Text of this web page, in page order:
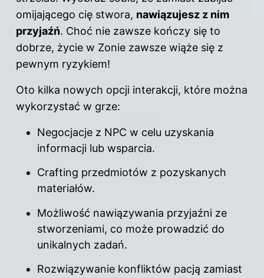
omijającego cię stwora, nawiązujesz z nim
przyjaźń. Choć nie zawsze kończy się to
dobrze, życie w Zonie zawsze wiąże się z
pewnym ryzykiem!
Oto kilka nowych opcji interakcji, które można
wykorzystać w grze:
Negocjacje z NPC w celu uzyskania
informacji lub wsparcia.
Crafting przedmiotów z pozyskanych
materiałów.
Możliwość nawiązywania przyjaźni ze
stworzeniami, co może prowadzić do
unikalnych zadań.
Rozwiązywanie konfliktów pacją zamiast